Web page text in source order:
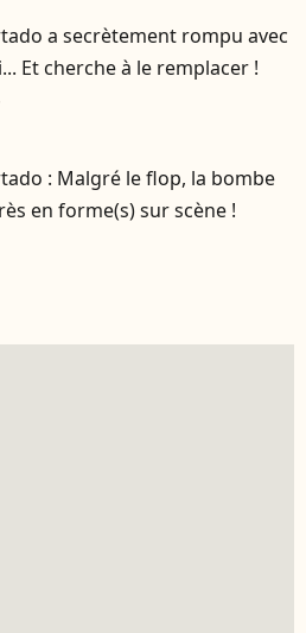
a secrètement rompu avec
Et cherche à le remplacer !
: Malgré le flop, la bombe
en forme(s) sur scène !